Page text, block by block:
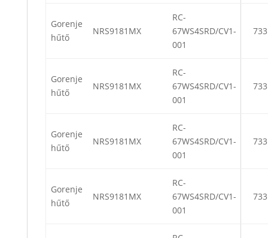
Gorenje
hűtő
NRS9181MX
RC-
67WS4SRD/CV1-
001
Gorenje
hűtő
NRS9181MX
RC-
67WS4SRD/CV1-
001
Gorenje
hűtő
NRS9181MX
RC-
67WS4SRD/CV1-
001
Gorenje
hűtő
NRS9181MX
RC-
67WS4SRD/CV1-
001